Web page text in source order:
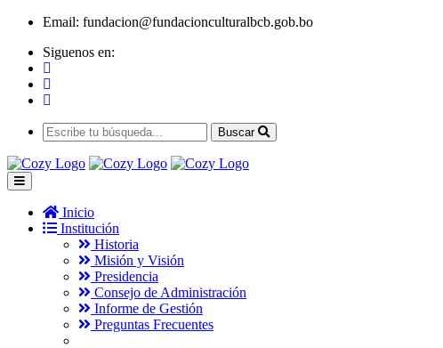
Email: fundacion@fundacionculturalbcb.gob.bo
Siguenos en:
Buscar
Inicio
Institución
Historia
Misión y Visión
Presidencia
Consejo de Administración
Informe de Gestión
Preguntas Frecuentes